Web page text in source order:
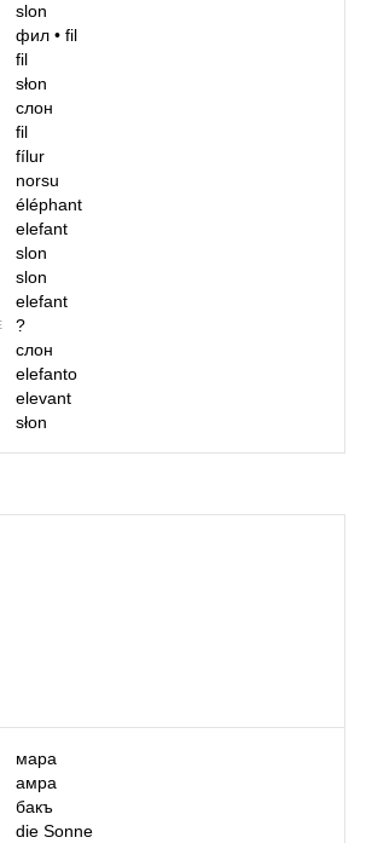
slon
фил• fil
fil
słon
слон
fil
fílur
norsu
éléphant
elefant
slon
slon
elefant
?
слон
elefanto
elevant
słon
мара
амра
бакъ
die Sonne